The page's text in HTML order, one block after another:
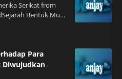
Serikat from
Bentuk Muka
Serikat adalah
Amerika Utara. …
Para
Diwujudkan